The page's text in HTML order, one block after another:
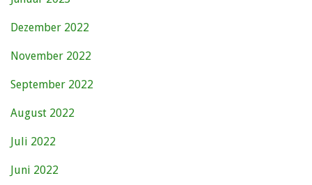
Dezember 2022
November 2022
September 2022
August 2022
Juli 2022
Juni 2022